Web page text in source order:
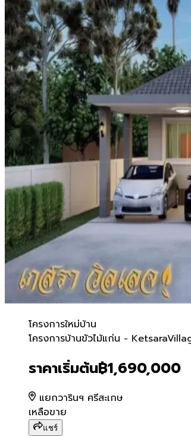
โครงการใหม่บ้าน
โครงการบ้านขัวไม้
โครงการบ้านขัวไม้แก่น -
ราคาเริ่มต้น฿1,690,000
แยกวารินฯ ศรีสะเกษ
เหลือขาย
แชร์